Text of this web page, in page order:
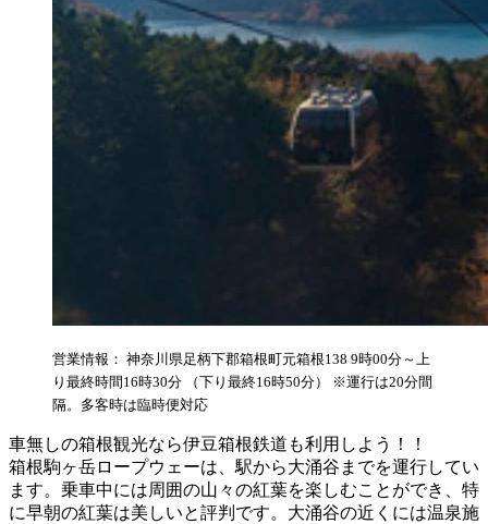
営業情報： 神奈川県足柄下郡箱根町元箱根138 9時00分～上
り最終時間16時30分 （下り最終16時50分） ※運行は20分間
隔。多客時は臨時便対応
車無しの箱根観光なら伊豆箱根鉄道も利用しよう！！
箱根駒ヶ岳ロープウェーは、駅から大涌谷までを運行してい
ます。乗車中には周囲の山々の紅葉を楽しむことができ、特
に早朝の紅葉は美しいと評判です。大涌谷の近くには温泉施